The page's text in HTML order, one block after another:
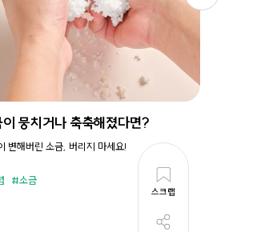
스크랩
이 뭉치거나 축축해졌다면?
변해버린 소금, 버리지 마세요!
소금